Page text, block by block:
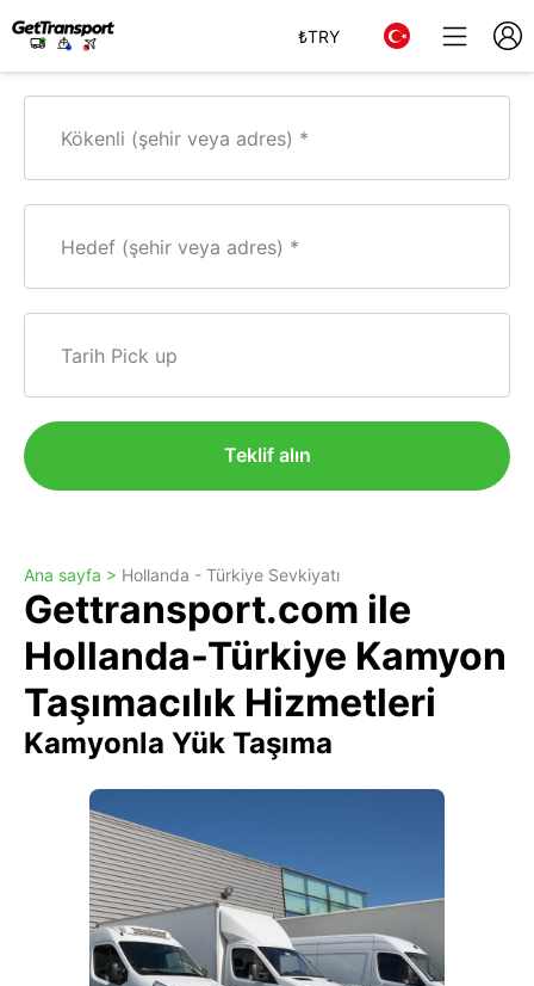
₺TRY
Kökenli (şehir veya adres)
Hedef (şehir veya adres)
Tarih Pick up
Teklif alın
Ana sayfa > Hollanda - Türkiye Sevkiyatı
Gettransport.com ile
Hollanda-Türkiye Kamyon
Taşımacılık Hizmetleri
Kamyonla Yük Taşıma